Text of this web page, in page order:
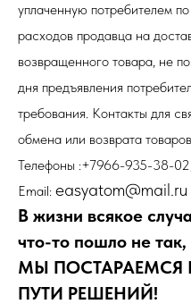
уплаченную потребителем
расходов продавца на
возвращенного товара, не
дня предъявления
требования. Контакты для
обмена или возврата
Телефоны :+7966-935-38-
Email: easyatom@mail.ru
В жизни всякое
что-то пошло не так,
МЫ ПОСТАРАЕМСЯ
ПУТИ РЕШЕНИЙ!